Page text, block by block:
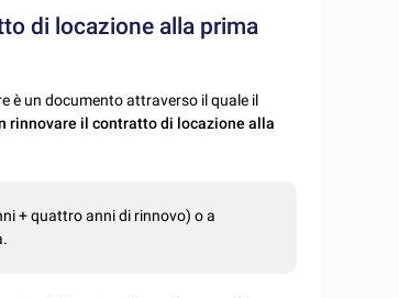
di locazione alla prima
è un documento attraverso il quale il
rinnovare il contratto di locazione alla
+ quattro anni di rinnovo) o a